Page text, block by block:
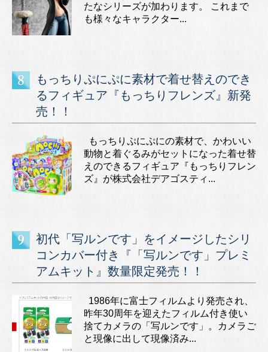
たなシリーズが加わります。 これまで
も様々なキャラクター...
もっちりぷにぷに素材で着せ替えのでき
るフィギュア『もっちりフレンズ』新発
売！！
もっちりぷにぷにの素材で、かわいい
動物と着ぐるみがセットになった着せ替
えのできるフィギュア『もっちりフレン
ズ』が株式会社デアゴスティ...
初代「写ルンです」をイメージしたシリ
コンカバー付き『「写ルンです」プレミ
アムキット』数量限定発売！！
1986年に富士フィルムより発売され、
昨年30周年を迎えたフィルム付き使い
捨てカメラの「写ルンです」。カメラご
と現像に出して現像済み...